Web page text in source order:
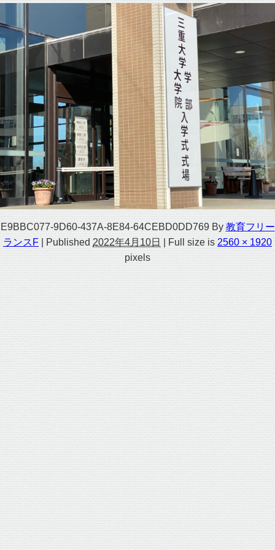
E9BBC077-9D60-437A-8E84-64CEBD0DD769 By 教育フリー
ランスF
Published 2022年4月10日 Full size is 2560 × 1920
pixels